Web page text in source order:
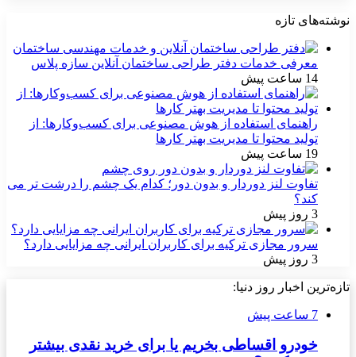
نوشته‌های تازه
معرفی خدمات دفتر طراحی ساختمان آنلاین سازه پلاس
14 ساعت پیش
راهنمای استفاده از هوش مصنوعی برای کسب‌وکارها: از
تولید محتوا تا مدیریت بهتر کارها
19 ساعت پیش
تفاوت لنز دوردار و بدون دور؛ کدام یک چشم را درشت تر می
کند؟
3 روز پیش
سرور مجازی ترکیه برای کاربران ایرانی چه مزایایی دارد؟
3 روز پیش
تازه‌ترین اخبار روز دنیا:
7 ساعت پیش
خودرو اقساطی بخریم یا برای خرید نقدی بیشتر